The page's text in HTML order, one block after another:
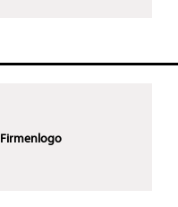
Firmenlogo